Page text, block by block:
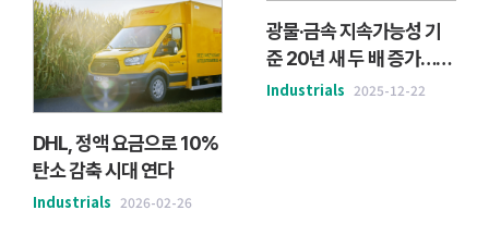
DHL, 정액 요금으로 10%
탄소 감축 시대 연다
Industrials 2026-02-26
광물·금속 지속가능성 기
준 20년 새 두 배 증가…파
편화·중복·그린워싱 위험
Industrials 2025-12-22